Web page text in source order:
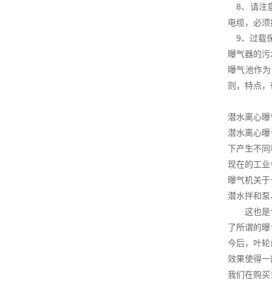
8、请注
电缆，必
9、过载
曝气器的
曝气池作
则，特点
潜水离心
潜水离心
下产生不
现在的工
曝气机关
潜水拌和
这也是使
了所谓的
今后，叶
效果使得
我们在购